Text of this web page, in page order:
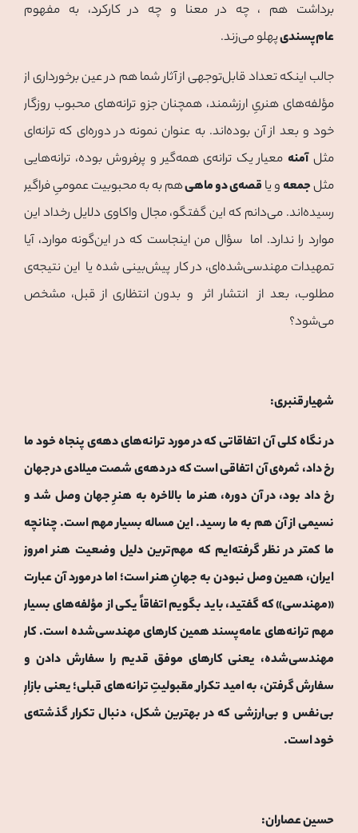
برداشت هم ، چه در معنا و چه در کارکرد، به مفهوم
عام‌پسندیپهلو می‌زند.
جالب اینکه تعداد قابل‌توجهی از آثار شما هم در عین برخورداری از
مؤلفه‌های هنریِ ارزشمند، همچنان جزو ترانه‌های محبوب روزگار
خود و بعد از آن بوده‌اند. به عنوان نمونه در دوره‌ای که ترانه‌ای
مثلآمنه معیار یک ترانه‌ی همه‌گیر و پرفروش بوده، ترانه‌هایی
مثلجمعهو یا قصه‌ی دو ماهیهم به به محبوبیت عمومیِ فراگیر
رسیده‌اند. می‌دانم که این گفتگو، مجال واکاوی دلایل رخداد این
موارد را ندارد. اما سؤال من اینجاست که در این‌گونه موارد، آیا
تمهیدات مهندسی‌شده‌ای، در کار پیش‌بینی‌ شده یا این نتیجه‌ی
مطلوب، بعد از انتشار اثر و بدون انتظاری از قبل، مشخص
می‌شود؟
شهیار قنبری:
در نگاه کلی آن اتفاقاتی که در مورد ترانه‌های دهه‌ی پنجاه خود ما
رخ داد، ثمره‌ی آن اتفاقی است که در دهه‌ی شصت میلادی در جهان
رخ داد بود، در آن دوره، هنر ما بالاخره به هنرِ جهان وصل شد و
نسیمی از آن هم به ما رسید. این مساله بسیار مهم است. چنانچه
ما کمتر در نظر گرفته‌ایم که مهم‌ترین دلیل وضعیت هنر امروز
ایران، همین وصل نبودن به جهانِ هنر است؛ اما در مورد آن عبارت
«مهندسی» که گفتید، باید بگویم اتفاقاً یکی از مؤلفه‌های بسیار
مهم ترانه‌های عامه‌پسند همین کارهای مهندسی‌شده است. کار
مهندسی‌شده، یعنی کارهای موفق قدیم را سفارش دادن و
سفارش گرفتن، به امید تکرار ِ مقبولیتِ ترانه‌های قبلی؛ یعنی بازارِ
بی‌نفس و بی‌ارزشی که در بهترین شکل، دنبال تکرار گذشته‌ی
خود است.
حسین عصاران: